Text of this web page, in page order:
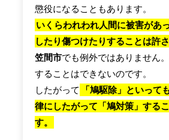
懲役になることもあります。
いくらわれわれ人間に被害があ
したり傷つけたりすることは許さ
笠間市でも例外ではありません
することはできないのです。
したがって
「鳩駆除」といって
律にしたがって「鳩対策」する
す。